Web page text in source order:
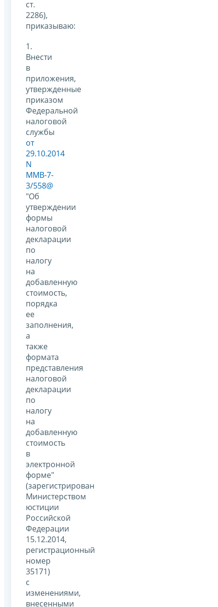
ст.
2286),
приказываю:
1.
Внести
в
приложения,
утвержденные
приказом
Федеральной
налоговой
службы
от
29.10.2014
N
ММВ-7-
3/558@
"Об
утверждении
формы
налоговой
декларации
по
налогу
на
добавленную
стоимость,
порядка
ее
заполнения,
а
также
формата
представления
налоговой
декларации
по
налогу
на
добавленную
стоимость
в
электронной
форме"
(зарегистрирован
Министерством
юстиции
Российской
Федерации
15.12.2014,
регистрационный
номер
35171)
с
изменениями,
внесенными